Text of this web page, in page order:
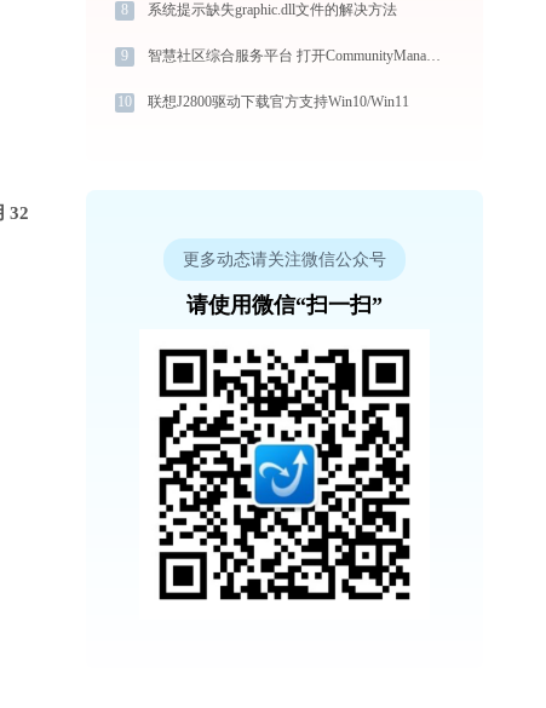
32
8 系统提示缺失graphic.dll文件的解决方法
9 智慧社区综合服务平台 打开CommunityManager.exe找不到qt5network.dll怎么办
10 联想J2800驱动下载官方支持Win10/Win11
更多动态请关注微信公众号
请使用微信“扫一扫”